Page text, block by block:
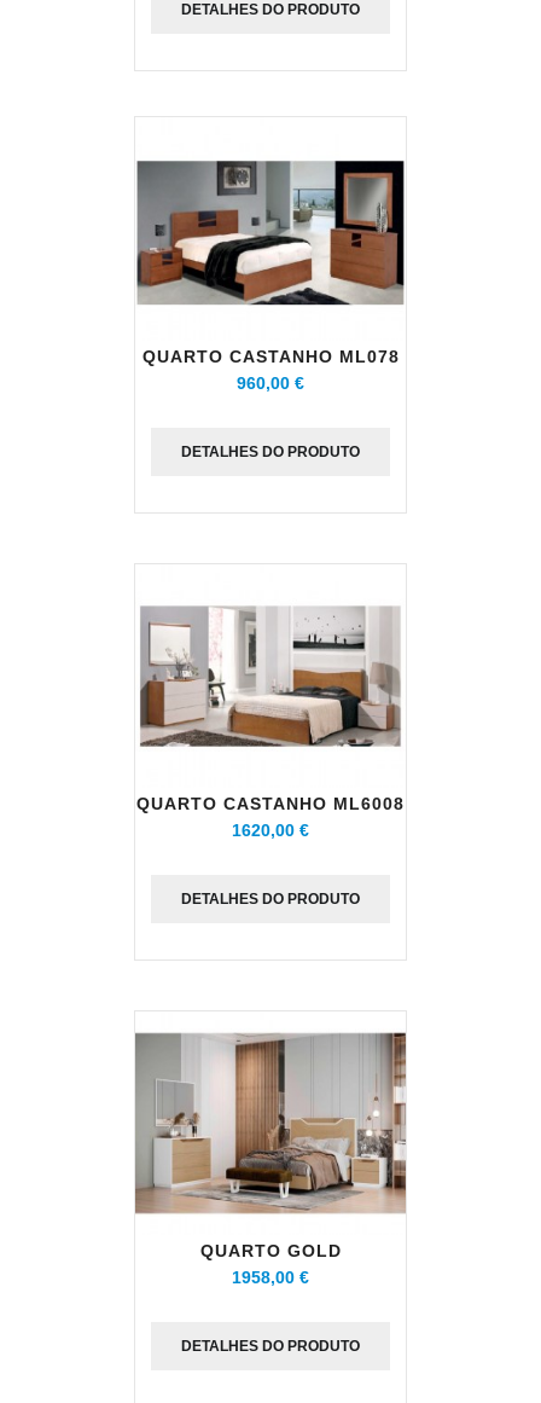
DETALHES DO PRODUTO
QUARTO CASTANHO ML078
960,00 €
DETALHES DO PRODUTO
QUARTO CASTANHO ML6008
1620,00 €
DETALHES DO PRODUTO
QUARTO GOLD
1958,00 €
DETALHES DO PRODUTO